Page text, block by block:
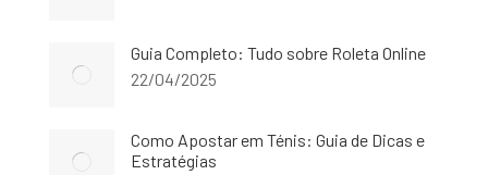
Guia Completo: Tudo sobre Roleta Online
22/04/2025
Como Apostar em Ténis: Guia de Dicas e
Estratégias